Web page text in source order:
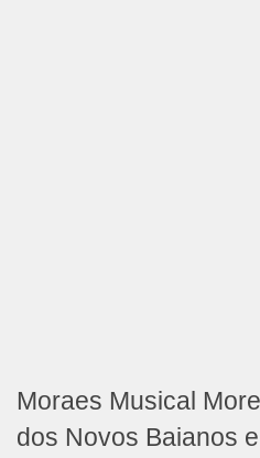
Moraes Musical
dos Novos Baianos